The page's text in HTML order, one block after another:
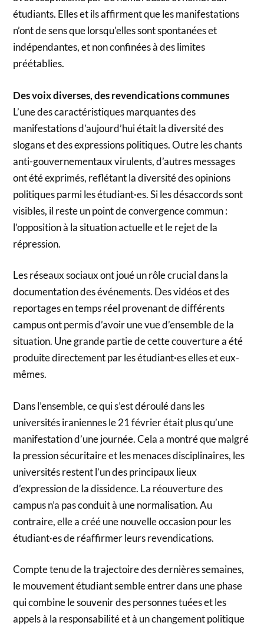
étudiants. Elles et ils affirment que les manifestations
n’ont de sens que lorsqu’elles sont spontanées et
indépendantes, et non confinées à des limites
préétablies.
Des voix diverses, des revendications communes
L’une des caractéristiques marquantes des
manifestations d’aujourd’hui était la diversité des
slogans et des expressions politiques. Outre les chants
anti-gouvernementaux virulents, d’autres messages
ont été exprimés, reflétant la diversité des opinions
politiques parmi les étudiant·es. Si les désaccords sont
visibles, il reste un point de convergence commun :
l’opposition à la situation actuelle et le rejet de la
répression.
Les réseaux sociaux ont joué un rôle crucial dans la
documentation des événements. Des vidéos et des
reportages en temps réel provenant de différents
campus ont permis d’avoir une vue d’ensemble de la
situation. Une grande partie de cette couverture a été
produite directement par les étudiant·es elles et eux-
mêmes.
Dans l’ensemble, ce qui s’est déroulé dans les
universités iraniennes le 21 février était plus qu’une
manifestation d’une journée. Cela a montré que malgré
la pression sécuritaire et les menaces disciplinaires, les
universités restent l’un des principaux lieux
d’expression de la dissidence. La réouverture des
campus n’a pas conduit à une normalisation. Au
contraire, elle a créé une nouvelle occasion pour les
étudiant·es de réaffirmer leurs revendications.
Compte tenu de la trajectoire des dernières semaines,
le mouvement étudiant semble entrer dans une phase
qui combine le souvenir des personnes tuées et les
appels à la responsabilité et à un changement politique